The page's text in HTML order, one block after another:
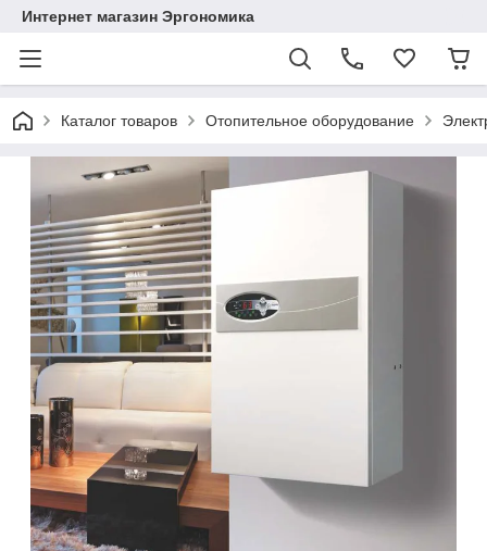
Интернет магазин Эргономика
Каталог товаров Отопительное оборудование